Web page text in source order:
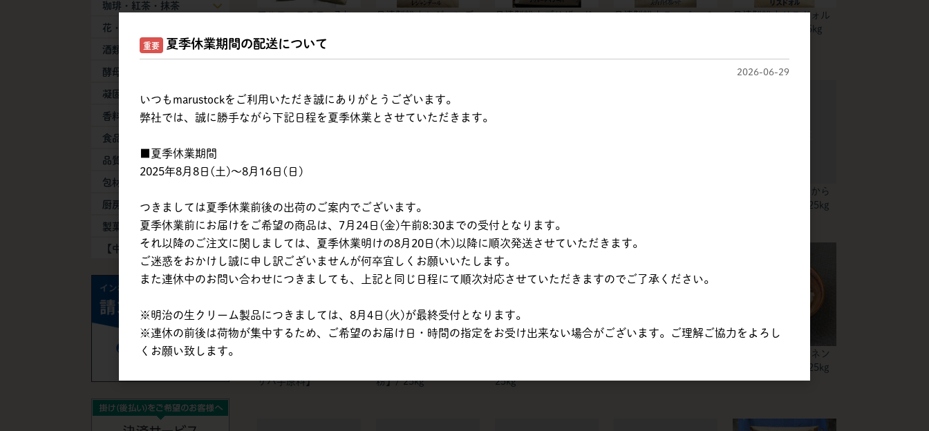
アルファフラワーZ |
日清製粉 | レジャンデ
日清製粉 | ブリザード
日清製粉 | スーパーバ
日清製粉 | リスドォル
【準強力粉】 / 25kg
【強力粉】 / 25kg
【中力粉】 / 25kg
木田製粉 | ゆめちから
ベストブレンド/ 25kg
サバ芋原料】
粉】/ 25kg
25kg
昭和産業 | プロミネン
ト【パン用粉】/ 25kg
珈琲・紅茶・抹茶
花・葉物
酒類
酵母・膨張剤
凝固剤
香料
食品添加物
品質保持剤
包材・容器
厨房器具・消耗品
製菓製パン機械
【中古】機械・備品
重要 夏季休業期間の配送について
2026-06-29
いつもmarustockをご利用いただき誠にありがとうございます。
弊社では、誠に勝手ながら下記日程を夏季休業とさせていただきます。
■夏季休業期間
2025年8月8日(土)～8月16日(日)
つきましては夏季休業前後の出荷のご案内でございます。
夏季休業前にお届けをご希望の商品は、7月24日(金)午前8:30までの受付となります。
それ以降のご注文に関しましては、夏季休業明けの8月20日(木)以降に順次発送させていただきます。
ご迷惑をおかけし誠に申し訳ございませんが何卒宜しくお願いいたします。
また連休中のお問い合わせにつきましても、上記と同じ日程にて順次対応させていただきますのでご了承ください。
※明治の生クリーム製品につきましては、8月4日(火)が最終受付となります。
※連休の前後は荷物が集中するため、ご希望のお届け日・時間の指定をお受け出来ない場合がございます。ご理解ご協力をよろし
くお願い致します。